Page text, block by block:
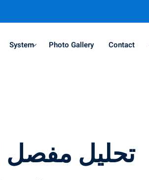
System Photo Gallery Contact
تحليل مفصل